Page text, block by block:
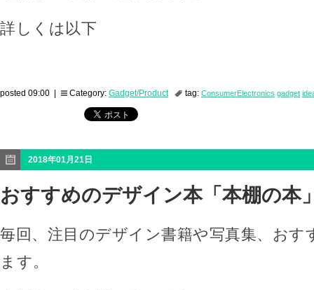
詳しくは以下
posted 09:00 | Category: Gadget/Product tag: ConsumerElectronics gadget
2018年01月21日
おすすめのデザイン本「本棚の本
毎回、注目のデザイン書籍や写真集、おす
ます。